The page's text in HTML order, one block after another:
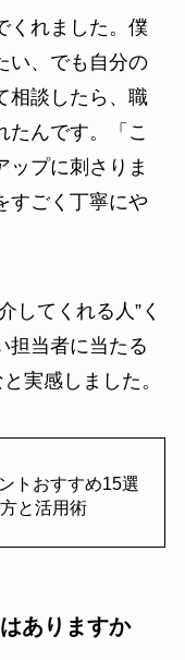
くれました。僕
い、でも自分の
相談したら、職
たんです。「こ
ップに刺さりま
すごく丁寧にや
してくれる人”く
担当者に当たる
実感しました。
トおすすめ15選
と活用術
ありますか